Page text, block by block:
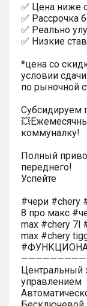
✅ Цена ниже
✅ Рассрочка
✅ Реально
✅ Низкие
*цена со
условии
по рыночной
Субсидируем
коммуналку!
Полный
переднего!
Успейте
#чери #chery
8 про макс
max #chery 7l
max #chery
Центральный
управлением